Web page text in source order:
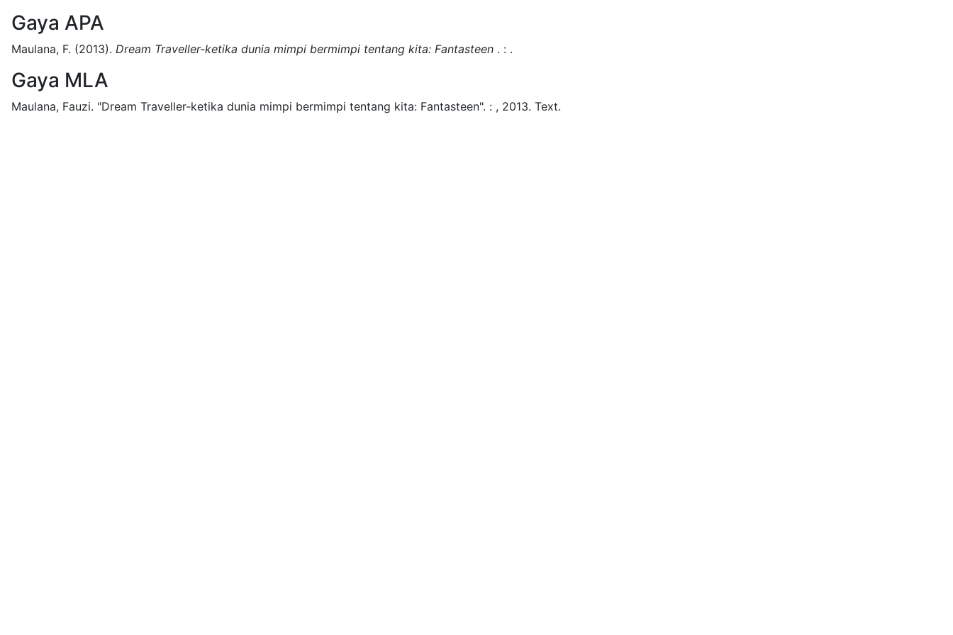
Gaya APA
Maulana, F. (2013). Dream Traveller-ketika dunia mimpi bermimpi tentang kita: Fantasteen . : .
Gaya MLA
Maulana, Fauzi. "Dream Traveller-ketika dunia mimpi bermimpi tentang kita: Fantasteen". : , 2013. Text.